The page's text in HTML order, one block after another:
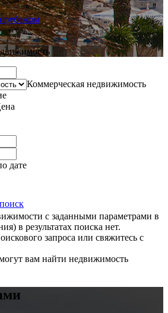
рубежом
Коммерческая недвижимость
дате
с заданными параметрами в
в результатах поиска нет.
запроса или свяжитесь с
вам найти недвижимость